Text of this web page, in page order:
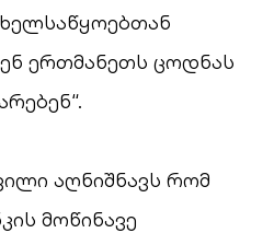
ერთმანეთს ცოდნას
აღნიშნავს რომ
მოწინავე